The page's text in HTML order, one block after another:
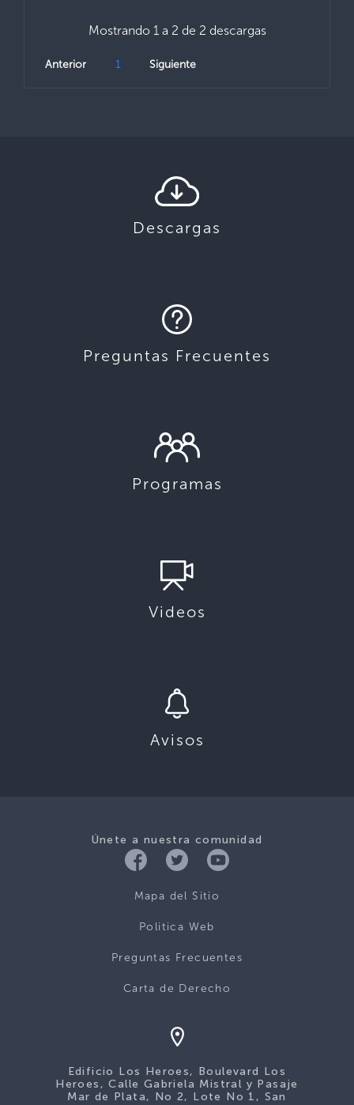
Mostrando 1 a 2 de 2 descargas
Anterior 1 Siguiente
Descargas
Preguntas Frecuentes
Programas
Videos
Avisos
Únete a nuestra comunidad
Mapa del Sitio
Politica Web
Preguntas Frecuentes
Carta de Derecho
Edificio Los Heroes, Boulevard Los
Heroes, Calle Gabriela Mistral y Pasaje
Mar de Plata, No 2, Lote No 1, San